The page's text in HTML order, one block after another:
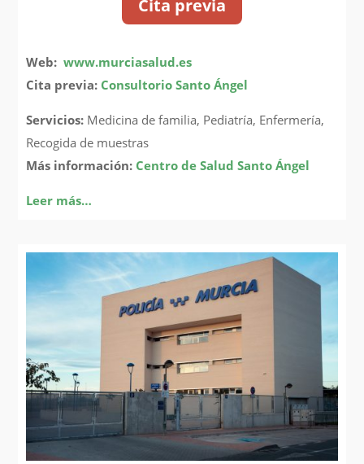
Cita previa
Web: www.murciasalud.es
Cita previa: Consultorio Santo Ángel
Servicios: Medicina de familia, Pediatría, Enfermería,
Recogida de muestras
Más información: Centro de Salud Santo Ángel
Leer más…